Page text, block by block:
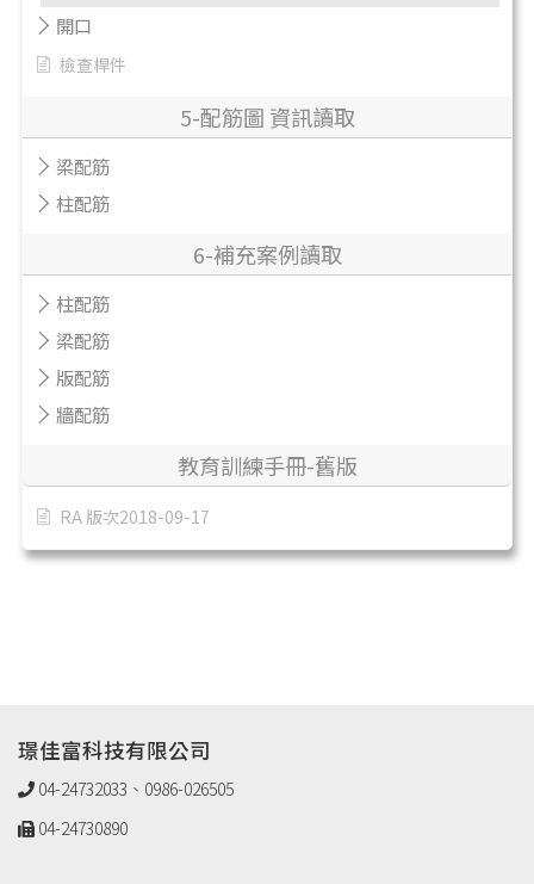
開口
檢查桿件
5-配筋圖 資訊讀取
梁配筋
柱配筋
6-補充案例讀取
柱配筋
梁配筋
版配筋
牆配筋
教育訓練手冊-舊版
RA 版次2018-09-17
璟佳富科技有限公司
04-24732033、0986-026505
04-24730890